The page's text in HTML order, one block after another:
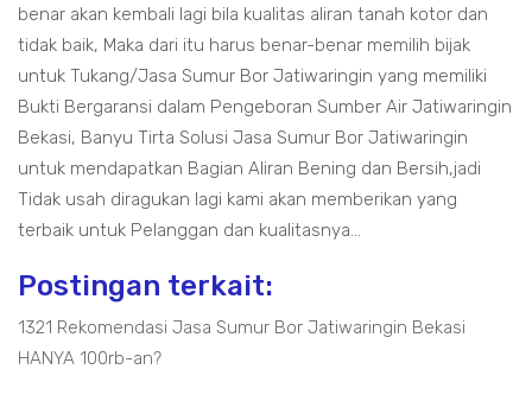
benar akan kembali lagi bila kualitas aliran tanah kotor dan
tidak baik, Maka dari itu harus benar-benar memilih bijak
untuk Tukang/Jasa Sumur Bor Jatiwaringin yang memiliki
Bukti Bergaransi dalam Pengeboran Sumber Air Jatiwaringin
Bekasi, Banyu Tirta Solusi Jasa Sumur Bor Jatiwaringin
untuk mendapatkan Bagian Aliran Bening dan Bersih,jadi
Tidak usah diragukan lagi kami akan memberikan yang
terbaik untuk Pelanggan dan kualitasnya...
Postingan terkait:
1321 Rekomendasi Jasa Sumur Bor Jatiwaringin Bekasi
HANYA 100rb-an?